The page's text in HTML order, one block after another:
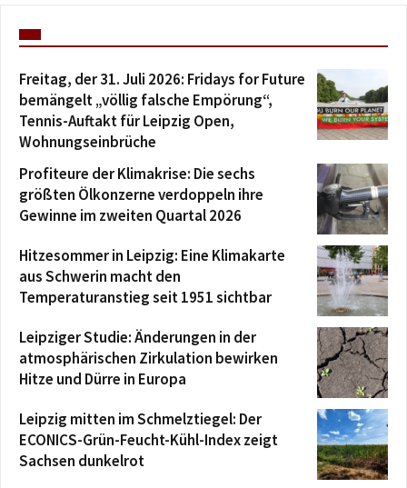
Freitag, der 31. Juli 2026: Fridays for Future
bemängelt „völlig falsche Empörung“,
Tennis-Auftakt für Leipzig Open,
Wohnungseinbrüche
Profiteure der Klimakrise: Die sechs
größten Ölkonzerne verdoppeln ihre
Gewinne im zweiten Quartal 2026
Hitzesommer in Leipzig: Eine Klimakarte
aus Schwerin macht den
Temperaturanstieg seit 1951 sichtbar
Leipziger Studie: Änderungen in der
atmosphärischen Zirkulation bewirken
Hitze und Dürre in Europa
Leipzig mitten im Schmelztiegel: Der
ECONICS-Grün-Feucht-Kühl-Index zeigt
Sachsen dunkelrot